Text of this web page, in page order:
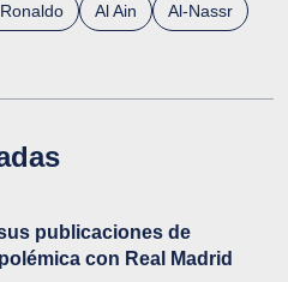
Al Ain Al-Nassr
publicaciones de
con Real Madrid